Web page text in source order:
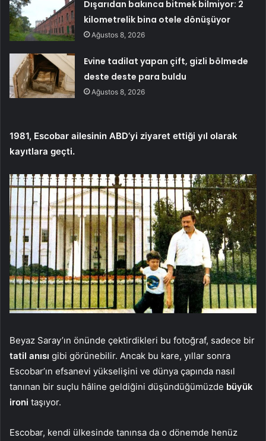
Dışarıdan bakınca bitmek bilmiyor: 2
kilometrelik bina otele dönüşüyor
Ağustos 8, 2026
Evine tadilat yapan çift, gizli bölmede
deste deste para buldu
Ağustos 8, 2026
1981, Escobar ailesinin ABD’yi ziyaret ettiği yıl olarak
kayıtlara geçti.
Beyaz Saray’ın önünde çektirdikleri bu fotoğraf, sadece bir
tatil anısı gibi görünebilir. Ancak bu kare, yıllar sonra
Escobar’ın efsanevi yükselişini ve dünya çapında nasıl
tanınan bir suçlu hâline geldiğini düşündüğümüzde büyük
ironi taşıyor.
Escobar, kendi ülkesinde tanınsa da o dönemde henüz